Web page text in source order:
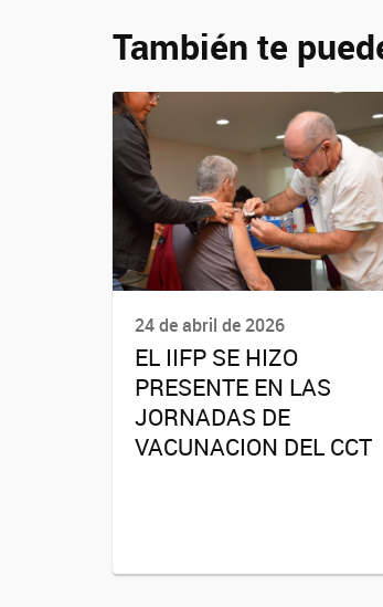
También te
24 de abril de 2026
EL IIFP SE HIZO
PRESENTE EN LAS
JORNADAS DE
VACUNACION DEL CCT